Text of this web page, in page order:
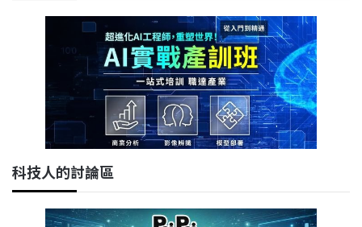
科技人的討論區